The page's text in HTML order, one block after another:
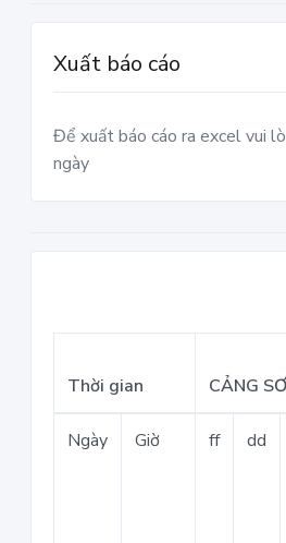
Xuất báo cáo
Để xuất báo cáo ra excel vui
ngày
Thời gian CẢNG
Ngày Giờ ff dd